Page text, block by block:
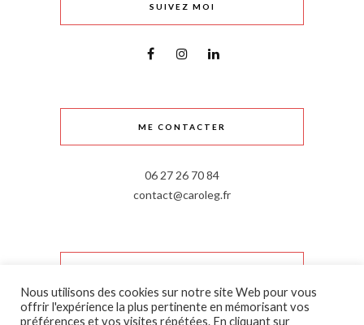
SUIVEZ MOI
ME CONTACTER
06 27 26 70 84
contact@caroleg.fr
Mentions légales
Nous utilisons des cookies sur notre site Web pour vous
offrir l'expérience la plus pertinente en mémorisant vos
préférences et vos visites répétées. En cliquant sur